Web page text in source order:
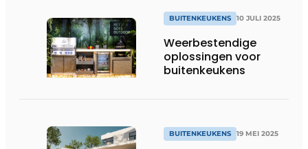
BUITENKEUKENS 10 JULI 2025
Weerbestendige
oplossingen voor
buitenkeukens
BUITENKEUKENS 19 MEI 2025